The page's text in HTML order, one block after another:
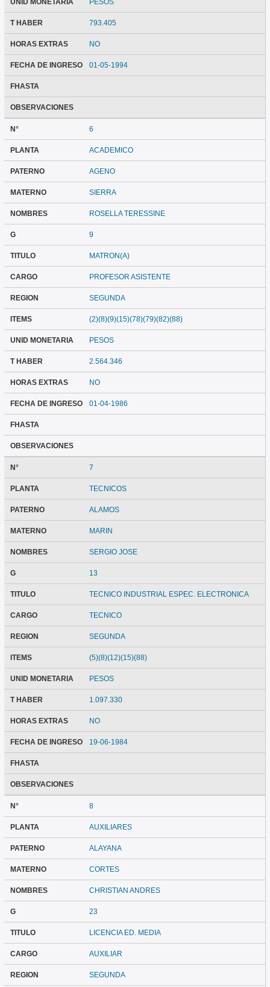
UNID MONETARIA PESOS
T HABER 793.405
HORAS EXTRAS NO
FECHA DE INGRESO 01-05-1994
FHASTA
OBSERVACIONES
N° 6
PLANTA ACADEMICO
PATERNO AGENO
MATERNO SIERRA
NOMBRES ROSELLA TERESSINE
G 9
TITULO MATRON(A)
CARGO PROFESOR ASISTENTE
REGION SEGUNDA
ITEMS (2)(8)(9)(15)(78)(79)(82)(88)
UNID MONETARIA PESOS
T HABER 2.564.346
HORAS EXTRAS NO
FECHA DE INGRESO 01-04-1986
FHASTA
OBSERVACIONES
N° 7
PLANTA TECNICOS
PATERNO ALAMOS
MATERNO MARIN
NOMBRES SERGIO JOSE
G 13
TITULO TECNICO INDUSTRIAL ESPEC. ELECTRONICA
CARGO TECNICO
REGION SEGUNDA
ITEMS (5)(8)(12)(15)(88)
UNID MONETARIA PESOS
T HABER 1.097.330
HORAS EXTRAS NO
FECHA DE INGRESO 19-06-1984
FHASTA
OBSERVACIONES
N° 8
PLANTA AUXILIARES
PATERNO ALAYANA
MATERNO CORTES
NOMBRES CHRISTIAN ANDRES
G 23
TITULO LICENCIA ED. MEDIA
CARGO AUXILIAR
REGION SEGUNDA